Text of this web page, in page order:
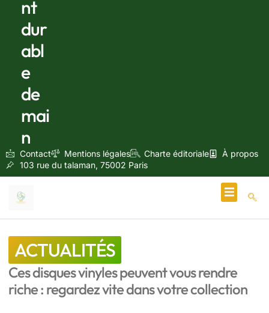
nt
dur
abl
e
de
mai
n
Contact Mentions légales Charte éditoriale
À propos
103 rue du talaman, 75002 Paris
ACTUALITÉS
Ces disques vinyles peuvent vous rendre
riche : regardez vite dans votre collection